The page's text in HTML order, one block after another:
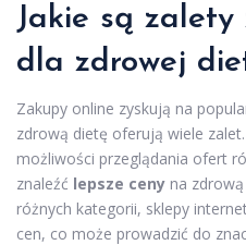
Jakie są zalety
dla zdrowej
Zakupy online zyskują na
zdrową dietę oferują wiele
możliwości przeglądania ofert
znaleźć lepsze ceny na
różnych kategorii, sklepy
cen, co może prowadzić do